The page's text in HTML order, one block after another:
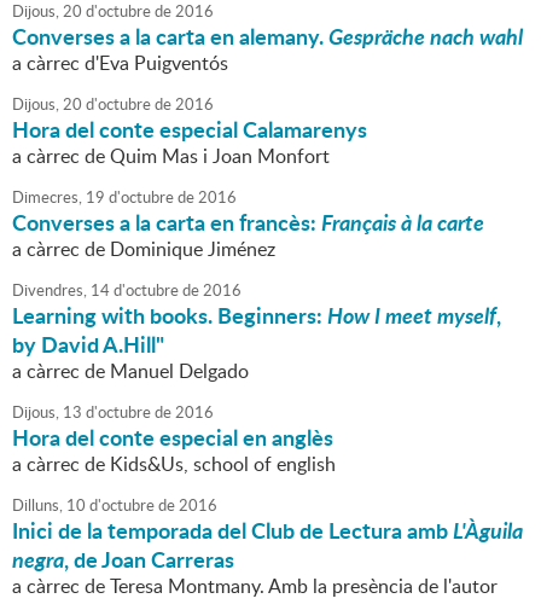
Dijous,20 d'octubrede2016
Converses a la carta en alemany.Gespräche nach wahl
a càrrec d'Eva Puigventós
Dijous,20 d'octubrede2016
Hora del conte especial Calamarenys
a càrrec de Quim Mas i Joan Monfort
Dimecres, 19 d'octubrede2016
Converses a la carta en francès:Français à la carte
a càrrec de Dominique Jiménez
Divendres, 14d'octubrede2016
Learning with books. Beginners:How I meet myself,
by David A.Hill"
a càrrec de Manuel Delgado
Dijous, 13 d'octubrede2016
Hora del conte especial en anglès
a càrrec de Kids&Us, school of english
Dilluns, 10 d'octubrede2016
Inici de la temporada del Club de Lectura ambL'Àguila
negra, de Joan Carreras
a càrrec de Teresa Montmany. Amb la presència de l'autor